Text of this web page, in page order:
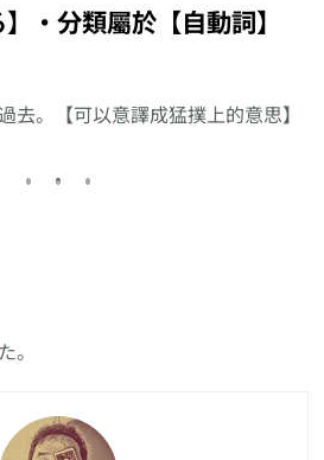
‧分類屬於【自動詞】
去。【可以意譯成猛撲上的意思】
。